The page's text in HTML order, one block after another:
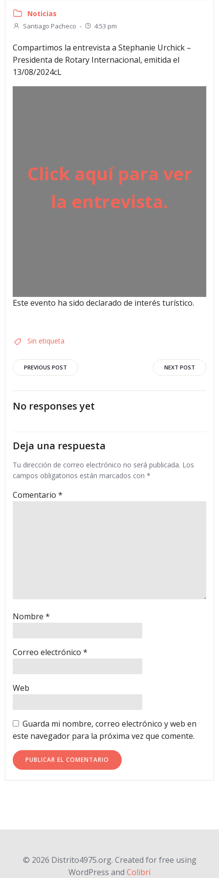
Noticias
Santiago Pacheco - 4:53 pm
Compartimos la entrevista a Stephanie Urchick –
Presidenta de Rotary Internacional, emitida el
13/08/2024cL
Click aquí para ver
la entrevista.
Este evento ha sido declarado de interés turístico.
Sin etiqueta
Navegación
por
las
entradas
PREVIOUS POST
Navegación
por
NEXT POST
No responses yet
Deja una respuesta
Tu dirección de correo electrónico no será publicada. Los
campos obligatorios están marcados con *
Comentario *
Nombre *
Correo electrónico *
Web
Guarda mi nombre, correo electrónico y web en
este navegador para la próxima vez que comente.
© 2026 Distrito4975.org. Created for free using
WordPress and Colibri